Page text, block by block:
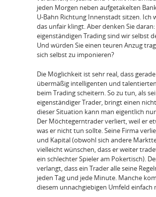
jeden Morgen neben aufgetakelten
U-Bahn Richtung Innenstadt sitzen. Ich
das unfair klingt. Aber denken Sie daran:
eigenständigen Trading sind wir selbst
Und würden Sie einen teuren Anzug
sich selbst zu imponieren?
Die Möglichkeit ist sehr real, dass
übermäßig intelligenten und
beim Trading scheitern. So zu tun, als
eigenständiger Trader, bringt einen
dieser Situation kann man eigentlich
Der Möchtegerntrader verliert, weil er
was er nicht tun sollte. Seine Firma
und Kapital (obwohl sich andere
vielleicht wünschen, dass er weiter
ein schlechter Spieler am Pokertisch).
verlangt, dass ein Trader alle seine
jeden Tag und jede Minute. Manche
diesem unnachgiebigen Umfeld einfach